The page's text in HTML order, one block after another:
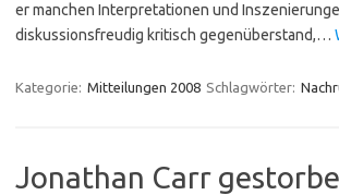
er manchen Interpretationen und
diskussionsfreudig kritisch gegenüberstand,…
Kategorie: Mitteilungen 2008 Schlagwörter:
Jonathan Carr